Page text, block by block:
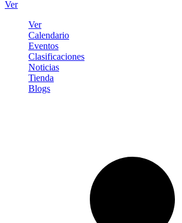
Ver
Ver
Calendario
Eventos
Clasificaciones
Noticias
Tienda
Blogs